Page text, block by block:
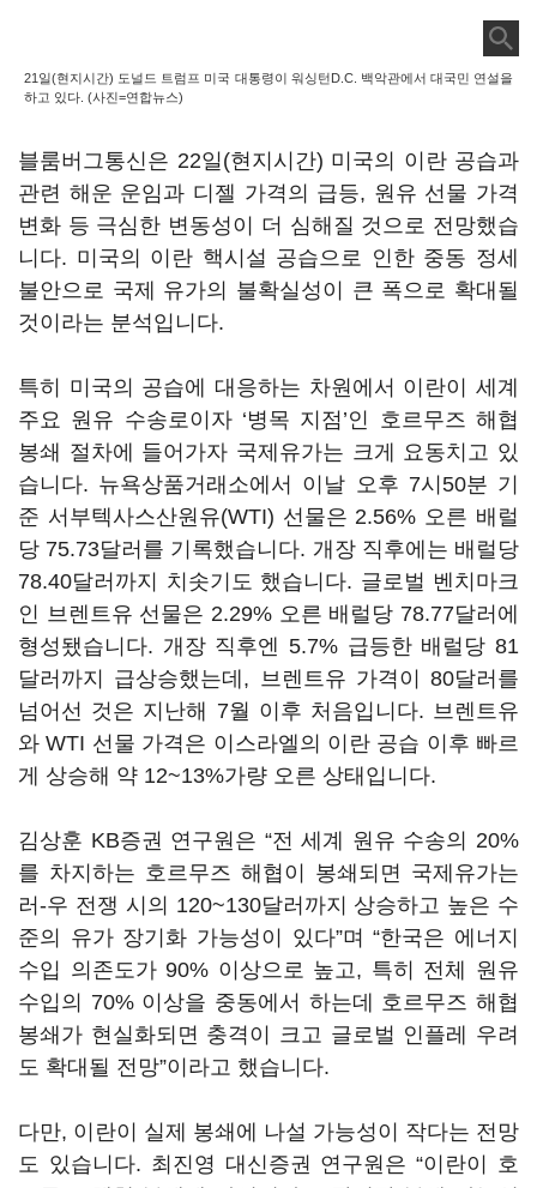
21일(현지시간) 도널드 트럼프 미국 대통령이 워싱턴D.C. 백악관에서 대국민 연설을
하고 있다. (사진=연합뉴스)
블룸버그통신은 22일(현지시간) 미국의 이란 공습과
관련 해운 운임과 디젤 가격의 급등, 원유 선물 가격
변화 등 극심한 변동성이 더 심해질 것으로 전망했습
니다. 미국의 이란 핵시설 공습으로 인한 중동 정세
불안으로 국제 유가의 불확실성이 큰 폭으로 확대될
것이라는 분석입니다.
특히 미국의 공습에 대응하는 차원에서 이란이 세계
주요 원유 수송로이자 ‘병목 지점’인 호르무즈 해협
봉쇄 절차에 들어가자 국제유가는 크게 요동치고 있
습니다. 뉴욕상품거래소에서 이날 오후 7시 50분 기
준 서부텍사스산원유(WTI) 선물은 2.56% 오른 배럴
당 75.73달러를 기록했습니다. 개장 직후에는 배럴당
78.40달러까지 치솟기도 했습니다. 글로벌 벤치마크
인 브렌트유 선물은 2.29% 오른 배럴당 78.77달러에
형성됐습니다. 개장 직후엔5.7% 급등한 배럴당81
달러까지 급상승했는데 , 브렌트유 가격이 80달러를
넘어선 것은 지난해 7월 이후 처음입니다. 브렌트유
와WTI 선물 가격은 이스라엘의 이란 공습 이후 빠르
게 상승해 약 12~13%가량 오른 상태입니다.
김상훈 KB증권 연구원은 “전 세계 원유 수송의 20%
를 차지하는 호르무즈 해협이 봉쇄되면 국제유가는
러 -우 전쟁 시의 120~130달러까지 상승하고 높은 수
준의 유가 장기화 가능성이 있다”며“한국은 에너지
수입 의존도가90% 이상으로 높고, 특히 전체 원유
수입의 70% 이상을 중동에서 하는데 호르무즈 해협
봉쇄가 현실화되면 충격이 크고 글로벌 인플레 우려
도 확대될 전망”이라고 했습니다.
다만, 이란이 실제 봉쇄에 나설 가능성이 작다는 전망
도 있습니다. 최진영 대신증권 연구원은“이란이 호